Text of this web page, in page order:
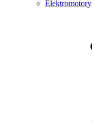
Elektromotory